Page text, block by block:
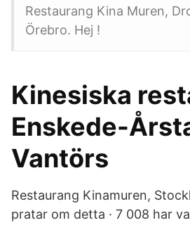
Restaurang Kina Muren,
Örebro. Hej !
Kinesiska
Enskede-
Vantörs
Restaurang Kinamuren,
pratar om detta · 7 008 har